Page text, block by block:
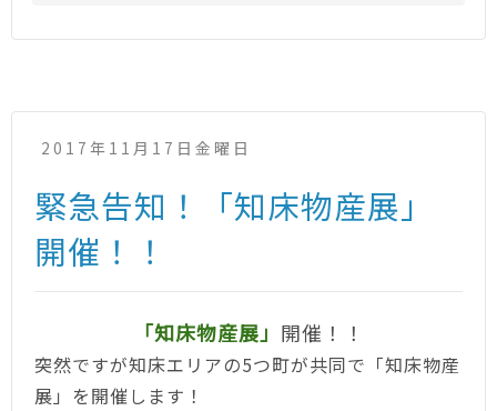
2017年11月17日金曜日
緊急告知！「知床物産展」
開催！！
「知床物産展」 開催！！
突然ですが知床エリアの5つ町が共同で「知床物産
展」を開催します！